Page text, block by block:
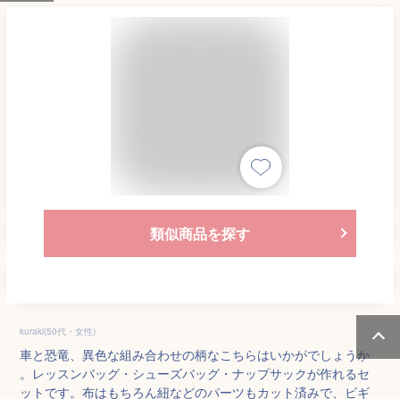
類似商品を探す
kuraki(50代・女性)
車と恐竜、異色な組み合わせの柄なこちらはいかがでしょうか
。レッスンバッグ・シューズバッグ・ナップサックが作れるセ
ットです。布はもちろん紐などのパーツもカット済みで、ビギ